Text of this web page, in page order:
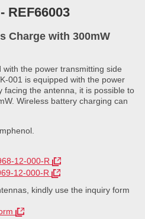
REF66003
Charge with 300mW
the power transmitting side
001 is equipped with the power
facing the antenna, it is possible to
Wireless battery charging can
12-000-R
12-000-R
kindly use the inquiry form